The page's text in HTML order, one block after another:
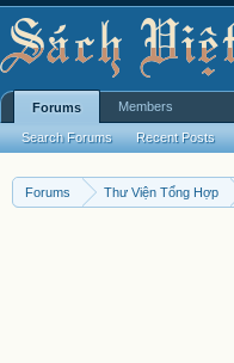
Forums Thư Viện Tổng Hợp
Forums
Search Forums Recent Posts
Members